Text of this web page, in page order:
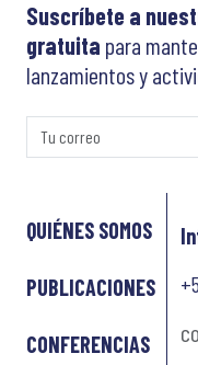
Suscríbete a
gratuita para
lanzamientos y
QUIÉNES SOMOS
PUBLICACIONES
CONFERENCIAS